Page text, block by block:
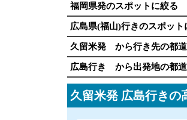
福岡県発のスポットに絞る
広島県(福山)行きのスポット
久留米発 から行き先の都
広島行き から出発地の都
久留米発 広島行きの